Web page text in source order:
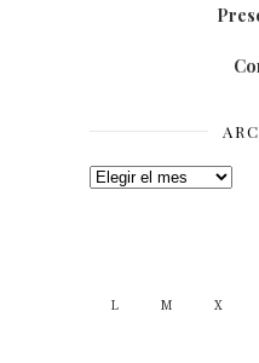
Archivos
L M X